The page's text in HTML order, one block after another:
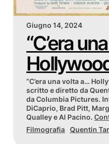
Giugno 14, 2024
“C’era
“C’era una volta a…
scritto e diretto da
da Columbia Pictures.
DiCaprio, Brad Pitt,
Qualley e Al Pacino.
Filmografia Quentin